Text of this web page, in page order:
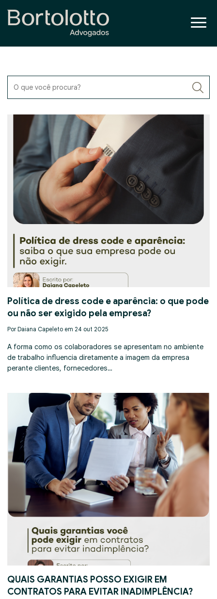
Política de dress code e aparência: o que pode
ou não ser exigido pela empresa?
Por Daiana Capeleto em 24 out 2025
A forma como os colaboradores se apresentam no ambiente
de trabalho influencia diretamente a imagem da empresa
perante clientes, fornecedores…
QUAIS GARANTIAS POSSO EXIGIR EM
CONTRATOS PARA EVITAR INADIMPLÊNCIA?